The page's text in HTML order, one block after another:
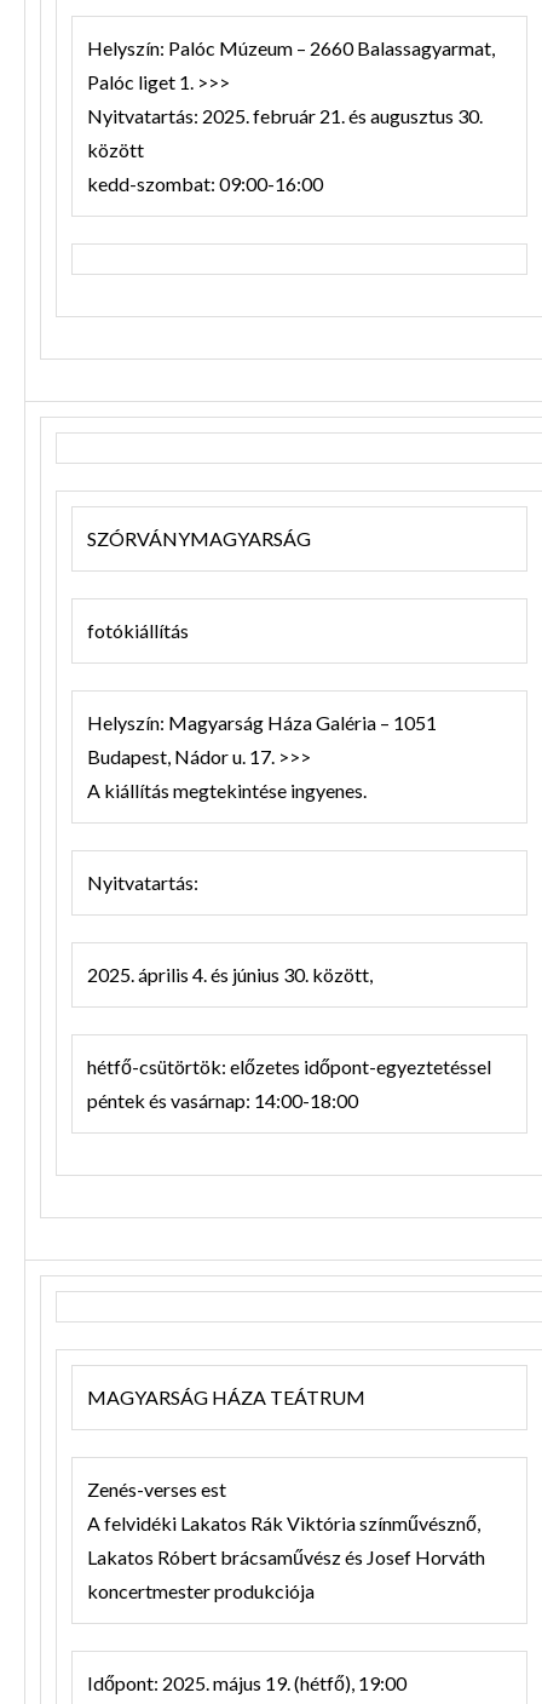
Helyszín: Palóc Múzeum – 2660 Balassagyarmat,
Palóc liget 1. >>>
Nyitvatartás: 2025. február 21. és augusztus 30.
között
kedd-szombat: 09:00-16:00
SZÓRVÁNYMAGYARSÁG
fotókiállítás
Helyszín: Magyarság Háza Galéria – 1051
Budapest, Nádor u. 17. >>>
A kiállítás megtekintése ingyenes.
Nyitvatartás:
2025. április 4. és június 30. között,
hétfő-csütörtök: előzetes időpont-egyeztetéssel
péntek és vasárnap: 14:00-18:00
MAGYARSÁG HÁZA TEÁTRUM
Zenés-verses est
A felvidéki Lakatos Rák Viktória színművésznő,
Lakatos Róbert brácsaművész és Josef Horváth
koncertmester produkciója
Időpont: 2025. május 19. (hétfő), 19:00